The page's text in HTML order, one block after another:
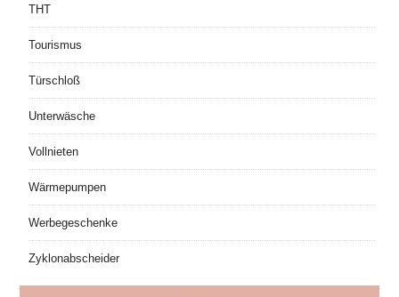
THT
Tourismus
Türschloß
Unterwäsche
Vollnieten
Wärmepumpen
Werbegeschenke
Zyklonabscheider